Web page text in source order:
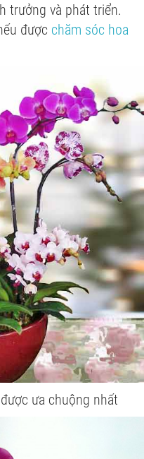
trưởng và phát triển.
được chăm sóc hoa
ưa chuộng nhất